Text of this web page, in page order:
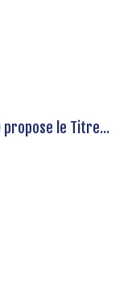
propose le Titre...